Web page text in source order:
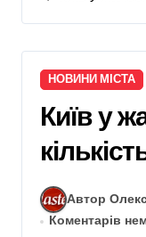
НОВИНИ МІСТА
Київ у
Автор
Коментарів